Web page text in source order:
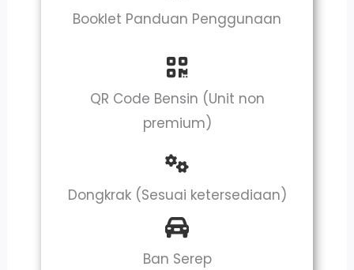
Booklet Panduan Penggunaan
QR Code Bensin (Unit non
premium)
Dongkrak (Sesuai ketersediaan)
Ban Serep